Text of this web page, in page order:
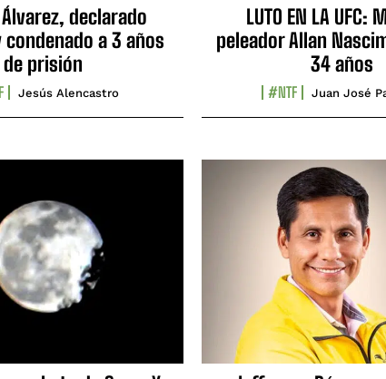
declarado
a 3 años
de prisión
Jesús Alencastro
LUTO EN LA UFC:
peleador Allan
34 años
#NTF Juan José